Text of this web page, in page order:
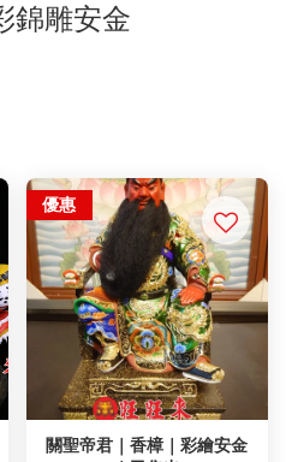
錦雕安金
優惠
關聖帝君｜香樟｜彩繪安金